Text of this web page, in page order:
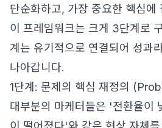
단순화하고, 가장 중요한 핵심에
이 프레임워크는 크게 3단계로
계는 유기적으로 연결되어 성과
나아갑니다.
1단계: 문제의 핵심 재정의
대부분의 마케터들은 '전환율이